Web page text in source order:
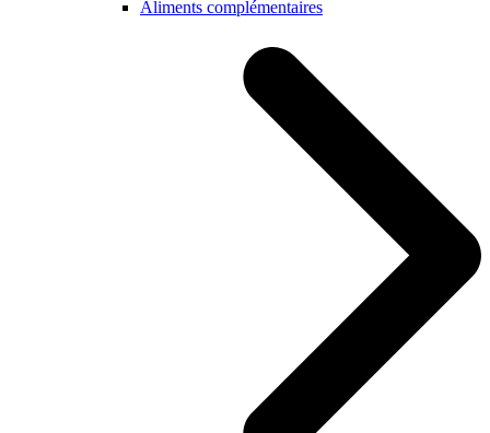
Aliments complémentaires